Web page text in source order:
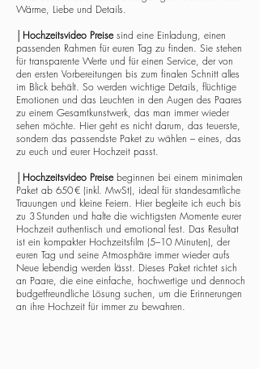
Wärme, Liebe und Details.
Hochzeitsvideo Preisesind eine Einladung, einen
passenden Rahmen für euren Tag zu finden. Sie stehen
für transparente Werte und für einen Service, der von
den ersten Vorbereitungen bis zum finalen Schnitt alles
im Blick behält. So werden wichtige Details, flüchtige
Emotionen und das Leuchten in den Augen des Paares
zu einem Gesamtkunstwerk, das man immer wieder
sehen möchte. Hier geht es nicht darum, das teuerste,
sondern das passendste Paket zu wählen – eines, das
zu euch und eurer Hochzeit passt.
Hochzeitsvideo Preisebeginnen bei einem minimalen
Paket ab 650 € (inkl. MwSt), ideal für standesamtliche
Trauungen und kleine Feiern. Hier begleite ich euch bis
zu 3 Stunden und halte die wichtigsten Momente eurer
Hochzeit authentisch und emotional fest. Das Resultat
ist ein kompakter Hochzeitsfilm (5–10 Minuten), der
euren Tag und seine Atmosphäre immer wieder aufs
Neue lebendig werden lässt. Dieses Paket richtet sich
an Paare, die eine einfache, hochwertige und dennoch
budgetfreundliche Lösung suchen, um die Erinnerungen
an ihre Hochzeit für immer zu bewahren.